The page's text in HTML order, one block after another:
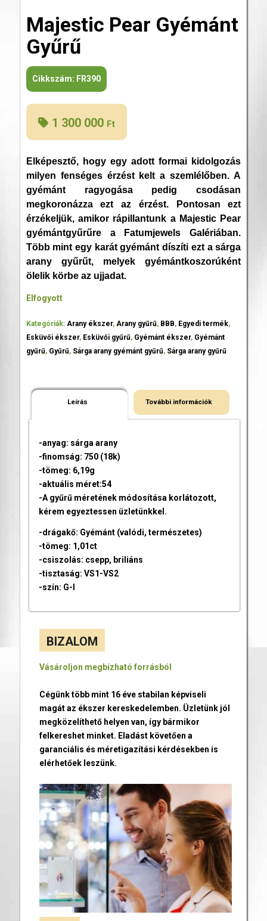
Majestic Pear Gyémánt
Gyűrű
Cikkszám: FR390
1 300 000 Ft
Elképesztő, hogy egy adott formai kidolgozás
milyen fenséges érzést kelt a szemlélőben. A
gyémánt ragyogása pedig csodásan
megkoronázza ezt az érzést. Pontosan ezt
érzékeljük, amikor rápillantunk a Majestic Pear
gyémántgyűrűre a Fatumjewels Galériában.
Több mint egy karát gyémánt díszíti ezt a sárga
arany gyűrűt, melyek gyémántkoszorúként
ölelik körbe az ujjadat.
Elfogyott
Kategóriák: Arany ékszer, Arany gyűrű, BBB, Egyedi termék,
Esküvői ékszer, Esküvői gyűrű, Gyémánt ékszer, Gyémánt
gyűrű, Gyűrű, Sárga arany gyémánt gyűrű, Sárga arany gyűrű
Leírás További információk
-anyag: sárga arany
-finomság: 750 (18k)
-tömeg: 6,19g
-aktuális méret:54
-A gyűrű méretének módosítása korlátozott,
kérem egyeztessen üzletünkkel.
-drágakő: Gyémánt (valódi, természetes)
-tömeg: 1,01ct
-csiszolás: csepp, briliáns
-tisztaság: VS1-VS2
-szín: G-I
BIZALOM
Vásároljon megbízható forrásból
Cégünk több mint 16 éve stabilan képviseli
magát az ékszer kereskedelemben. Üzletünk jól
megközelíthető helyen van, így bármikor
felkereshet minket. Eladást követően a
garanciális és méretigazítási kérdésekben is
elérhetőek leszünk.